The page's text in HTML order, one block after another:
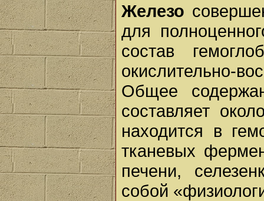
Железо
для
состав
окислительно-
Общее
составляет
находится в
тканевых
печени,
собой